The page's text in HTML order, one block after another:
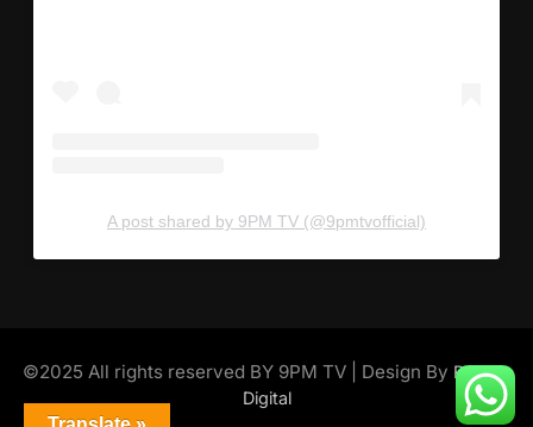
A post shared by 9PM TV (@9pmtvofficial)
©2025 All rights reserved BY 9PM TV | Design By Rantox
Digital